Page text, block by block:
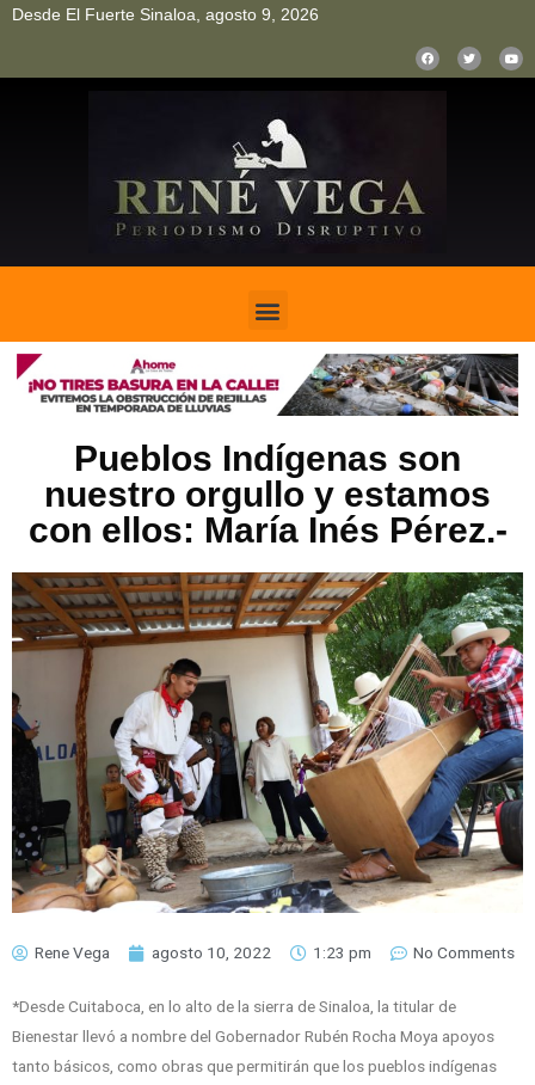
Desde El Fuerte Sinaloa, agosto 9, 2026
Pueblos Indígenas son
nuestro orgullo y estamos
con ellos: María Inés Pérez.-
Rene Vega agosto 10, 2022 1:23 pm No Comments
*Desde Cuitaboca, en lo alto de la sierra de Sinaloa, la titular de
Bienestar llevó a nombre del Gobernador Rubén Rocha Moya apoyos
tanto básicos, como obras que permitirán que los pueblos indígenas